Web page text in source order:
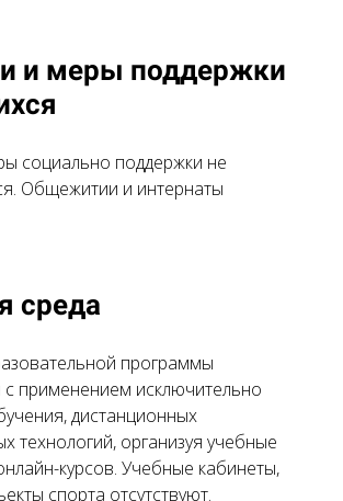
и меры поддержки
социально поддержки не
Общежитии и интернаты
среда
программы
с применением исключительно
дистанционных
технологий, организуя учебные
курсов. Учебные кабинеты,
спорта отсутствуют.